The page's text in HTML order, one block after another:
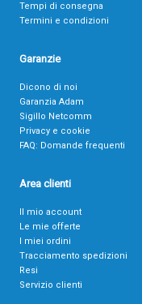
Tempi di consegna
Termini e condizioni
Garanzie
Dicono di noi
Garanzia Adam
Sigillo Netcomm
Privacy e cookie
FAQ: Domande frequenti
Area clienti
Il mio account
Le mie offerte
I miei ordini
Tracciamento spedizioni
Resi
Servizio clienti